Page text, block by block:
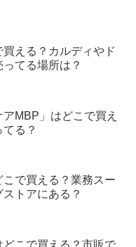
える？カルディやド
てる場所は？
MBP」はどこで買え
る？
で買える？業務スー
トアにある？
どこで買える？市販で